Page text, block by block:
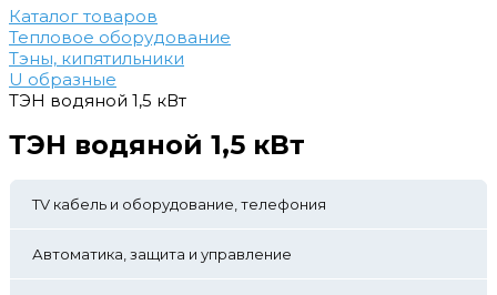
Каталог товаров
Тепловое оборудование
Тэны, кипятильники
U образные
ТЭН водяной 1,5 кВт
ТЭН водяной 1,5 кВт
TV кабель и оборудование, телефония
Автоматика, защита и управление